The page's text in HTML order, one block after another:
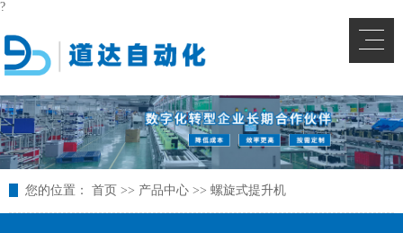
?
您的位置： 首页 >> 产品中心 >> 螺旋式提升机